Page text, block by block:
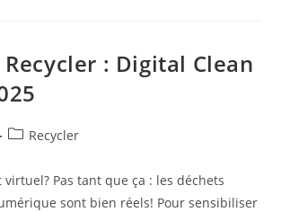
Zone
De
Gratuité
À
: Digital Clean
PostRecycler
virtuel? Pas tant que ça : les déchets
sont bien réels! Pour sensibiliser